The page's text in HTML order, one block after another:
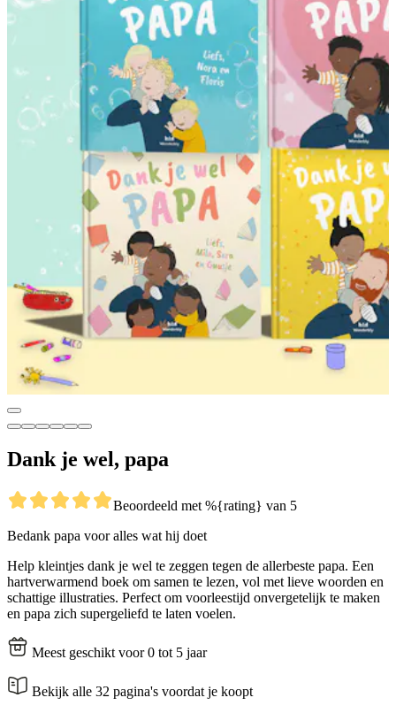
Dank je wel, papa
Beoordeeld met %{rating} van 5
Bedank papa voor alles wat hij doet
Help kleintjes dank je wel te zeggen tegen de allerbeste papa. Een
hartverwarmend boek om samen te lezen, vol met lieve woorden en
schattige illustraties. Perfect om voorleestijd onvergetelijk te maken
en papa zich supergeliefd te laten voelen.
Meest geschikt voor 0 tot 5 jaar
Bekijk alle 32 pagina's voordat je koopt